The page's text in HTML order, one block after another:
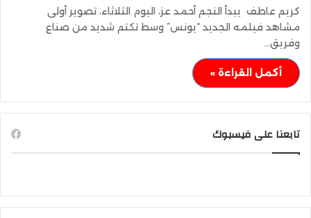
كريم عاطف يبدأ النجم أحمد عز، اليوم الثلاثاء، تصوير أولى
مشاهد فيلمه الجديد “يونس” وسط تكتم شديد من صناع
وفريق…
أكمل القراءة »
تابعنا على فيسبوك